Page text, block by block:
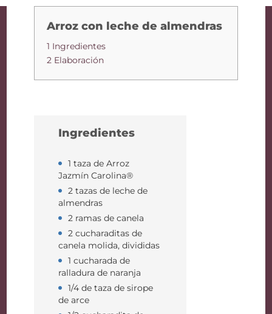
Arroz con leche de almendras
1 Ingredientes
2 Elaboración
Ingredientes
1 taza de Arroz
Jazmín Carolina®
2 tazas de leche de
almendras
2 ramas de canela
2 cucharaditas de
canela molida, divididas
1 cucharada de
ralladura de naranja
1/4 de taza de sirope
de arce